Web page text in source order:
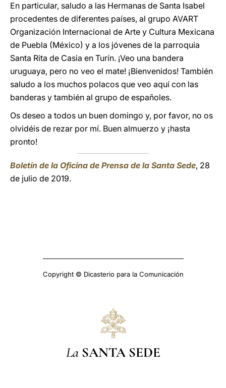
En particular, saludo a las Hermanas de Santa Isabel
procedentes de diferentes países, al grupo AVART
Organización Internacional de Arte y Cultura Mexicana
de Puebla (México) y a los jóvenes de la parroquia
Santa Rita de Casia en Turín. ¡Veo una bandera
uruguaya, pero no veo el mate! ¡Bienvenidos! También
saludo a los muchos polacos que veo aquí con las
banderas y también al grupo de españoles.
Os deseo a todos un buen domingo y, por favor, no os
olvidéis de rezar por mí. Buen almuerzo y ¡hasta
pronto!
Boletín de la Oficina de Prensa de la Santa Sede, 28
de julio de 2019.
Copyright © Dicasterio para la Comunicación
La SANTA SEDE